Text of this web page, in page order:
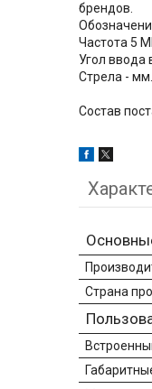
брендов.
Частота 5
Угол ввода
Стрела - мм.
Состав
Страна